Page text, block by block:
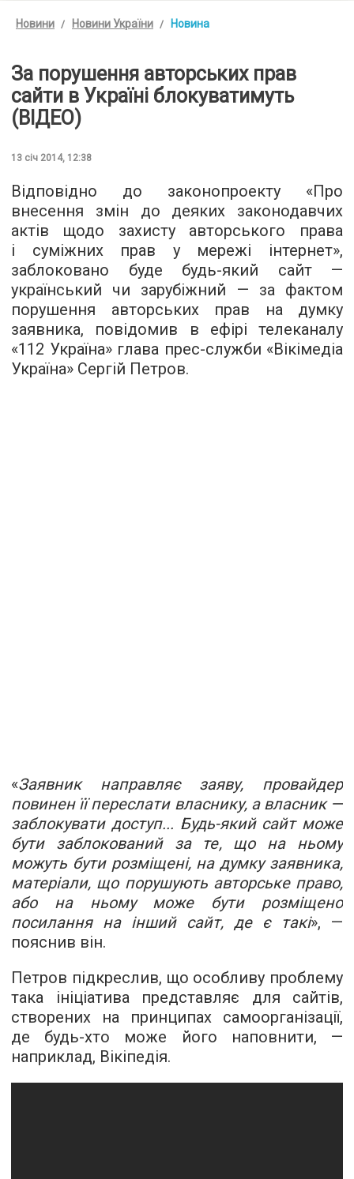
Новини Новини України Новина
За порушення авторських прав
сайти в Україні блокуватимуть
(ВІДЕО)
13 січ 2014, 12:38
Відповідно до законопроекту «Про
внесення змін до деяких законодавчих
актів щодо захисту авторського права
і суміжних прав у мережі інтернет»,
заблоковано буде будь-який сайт —
український чи зарубіжний — за фактом
порушення авторських прав на думку
заявника, повідомив в ефірі телеканалу
«112 Україна» глава прес-служби «Вікімедіа
Україна» Сергій Петров.
«Заявник направляє заяву, провайдер
повинен її переслати власнику, а власник —
заблокувати доступ... Будь-який сайт може
бути заблокований за те, що на ньому
можуть бути розміщені, на думку заявника,
матеріали, що порушують авторське право,
або на ньому може бути розміщено
посилання на інший сайт, де є такі», —
пояснив він.
Петров підкреслив, що особливу проблему
така ініціатива представляє для сайтів,
створених на принципах самоорганізації,
де будь-хто може його наповнити, —
наприклад, Вікіпедія.